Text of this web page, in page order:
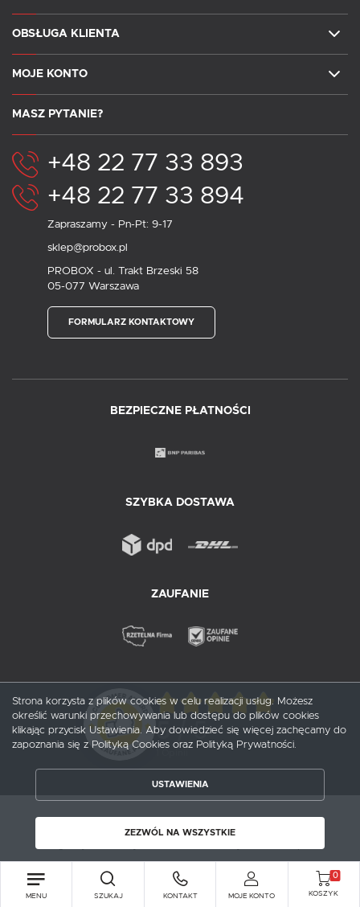
OBSŁUGA KLIENTA
MOJE KONTO
MASZ PYTANIE?
+48 22 77 33 893
+48 22 77 33 894
Zapraszamy - Pn-Pt: 9-17
sklep@probox.pl
PROBOX - ul. Trakt Brzeski 58
05-077 Warszawa
FORMULARZ KONTAKTOWY
BEZPIECZNE PŁATNOŚCI
SZYBKA DOSTAWA
ZAUFANIE
5/ 5
Copyright by probox.pl
MENU SZUKAJ KONTAKT MOJE KONTO
0
KOSZYK
Strona korzysta z plików cookies w celu realizacji usług. Możesz
określić warunki przechowywania lub dostępu do plików cookies
klikając przycisk Ustawienia. Aby dowiedzieć się więcej zachęcamy do
zapoznania się z Polityką Cookies oraz Polityką Prywatności.
USTAWIENIA
ZEZWÓL NA WSZYSTKIE
ZEZWÓL NA WSZYSTKIE